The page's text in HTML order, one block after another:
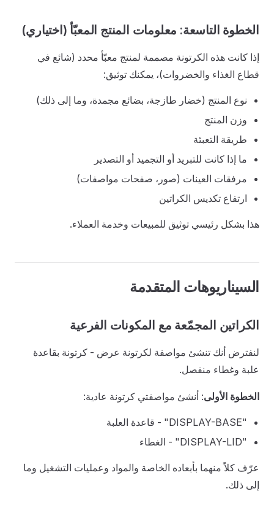
الخطوة التاسعة: معلومات المنتج المعبّأ (اختياري)
إذا كانت هذه الكرتونة مصممة لمنتج معبّأ محدد (شائع في
قطاع الغذاء والخضروات)، يمكنك توثيق:
نوع المنتج (خضار طازجة، بضائع مجمدة، وما إلى ذلك)
وزن المنتج
طريقة التعبئة
ما إذا كانت للتبريد أو التجميد أو التصدير
مرفقات العينات (صور، صفحات مواصفات)
ارتفاع تكديس الكراتين
هذا بشكل رئيسي توثيق للمبيعات وخدمة العملاء.
السيناريوهات المتقدمة
الكراتين المجمّعة مع المكونات الفرعية
لنفترض أنك تنشئ مواصفة لكرتونة عرض - كرتونة بقاعدة
علبة وغطاء منفصل.
الخطوة الأولى: أنشئ مواصفتي كرتونة عادية:
"DISPLAY-BASE" - قاعدة العلبة
"DISPLAY-LID" - الغطاء
عرّف كلاً منهما بأبعاده الخاصة والمواد وعمليات التشغيل وما
إلى ذلك.